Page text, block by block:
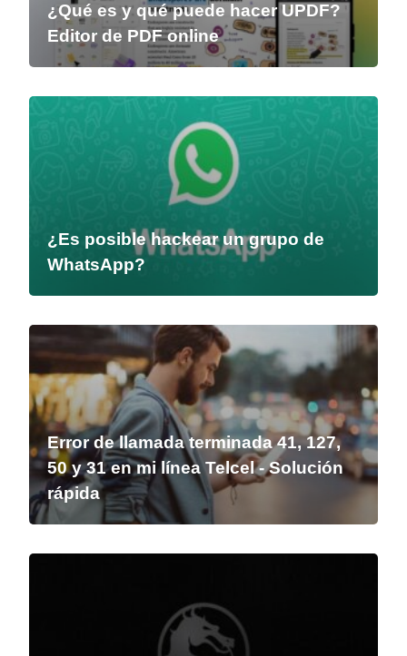
¿Qué es y qué puede hacer UPDF?
Editor de PDF online
¿Es posible hackear un grupo de
WhatsApp?
Error de llamada terminada 41, 127,
50 y 31 en mi línea Telcel - Solución
rápida